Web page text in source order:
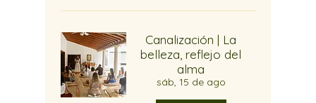
Canalización | La
belleza, reflejo del
alma
sáb, 15 de ago